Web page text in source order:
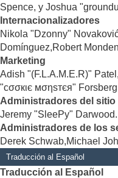
Spence, y Joshua
Internacionalizadores
Nikola "Dzonny"
Domínguez,Robert
Marketing
Adish "(F.L.A.M.E.R)"
"cσσкιє мσηѕтєя"
Administradores del sitio
Jeremy "SleePy" Darwood.
Administradores de los
Derek Schwab,Michael
Traducción al Español
Traducción al Español